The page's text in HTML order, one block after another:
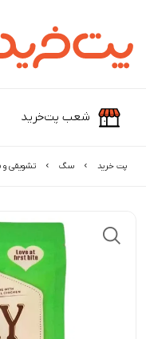
شعب پت‌خرید
پت خرید سگ تشویقی